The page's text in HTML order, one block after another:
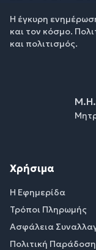
Η έγκυρη
και τον κόσμο.
και πολιτισμός.
Χρήσιμα
Η Εφημερίδα
Τρόποι Πληρωμής
Ασφάλεια
Πολιτική